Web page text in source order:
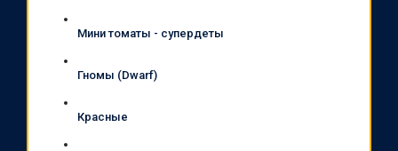
Мини томаты - супердеты
Гномы (Dwarf)
Красные